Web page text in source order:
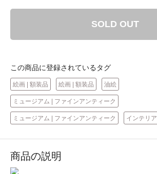
SOLD OUT
この商品に登録されているタグ
絵画 | 額装品 絵画 | 額装品 油絵
ミュージアム | ファインアンティーク
ミュージアム | ファインアンティーク インテリア
商品の説明